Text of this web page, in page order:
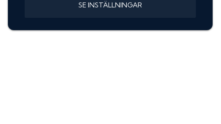
SE INSTÄLLNINGAR